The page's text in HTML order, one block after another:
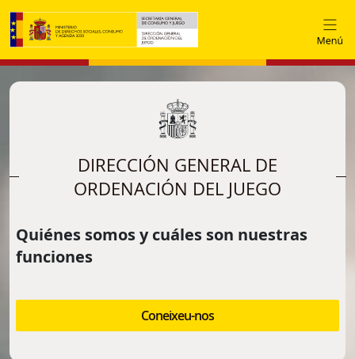
Vés al contingut
DIRECCIÓN GENERAL DE
ORDENACIÓN DEL JUEGO
Quiénes somos y cuáles son nuestras
funciones
Coneixeu-nos